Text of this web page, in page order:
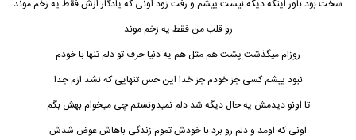
سخت بود باور اینکه دیگه نیست پیشم و رفت زود اونی که یادگار ازش فقط یه زخم موند
رو قلب من فقط یه زخم موند
روزام میگذشت پشت هم مثل هم یه دنیا حرف تو دلم تنها با خودم
نبود پیشم کسی جز خودم جز خدا این حس تنهایی که نشد ازم جدا
تا اونو دیدمش یه حال دیگه شد دلم نمیدونستم چی میخوام بهش بگم
اونی که اومد و دلم رو برد با خودش تموم زندگی باهاش عوض شدش